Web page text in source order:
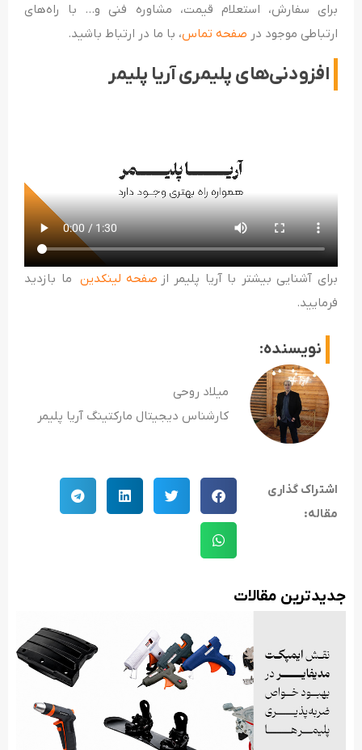
برای سفارش، استعلام قیمت، مشاوره فنی و… با راه‌های
ارتباطی موجود در صفحه تماس، با ما در ارتباط باشید.
افزودنی‌های پلیمری آریا پلیمر
برای آشنایی بیشتر با آریا پلیمر از صفحه لینکدین ما بازدید
فرمایید.
نویسنده:
میلاد روحی
کارشناس دیجیتال مارکتینگ آریا پلیمر
اشتراک گذاری
مقاله:
جدید‌ترین مقالات